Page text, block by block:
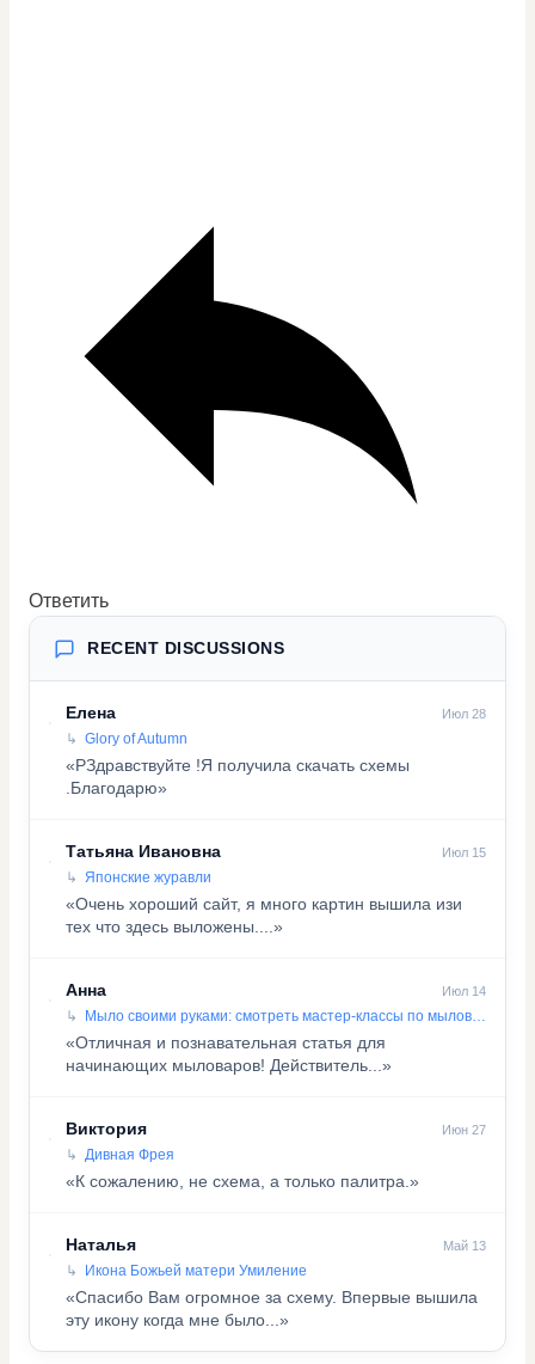
Ответить
RECENT DISCUSSIONS
Елена Июл 28
Glory of Autumn
«PЗдравствуйте !Я получила скачать схемы
.Благодарю»
Татьяна Ивановна Июл 15
Японские журавли
«Очень хороший сайт, я много картин вышила изи
тех что здесь выложены....»
Анна Июл 14
Мыло своими руками: смотреть мастер-классы по мыловарению
«Отличная и познавательная статья для
начинающих мыловаров! Действитель...»
Виктория Июн 27
Дивная Фрея
«К сожалению, не схема, а только палитра.»
Наталья Май 13
Икона Божьей матери Умиление
«Спасибо Вам огромное за схему. Впервые вышила
эту икону когда мне было...»